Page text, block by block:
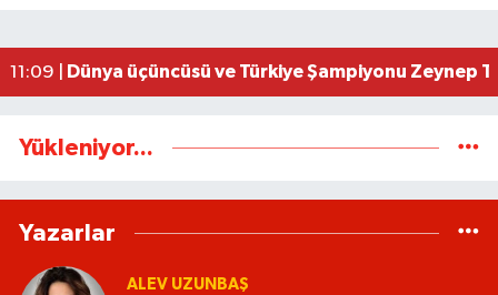
11:09 |
Dünya üçüncüsü ve Türkiye Şampiyonu Zeynep
Yükleniyor...
Yazarlar
ALEV UZUNBAŞ